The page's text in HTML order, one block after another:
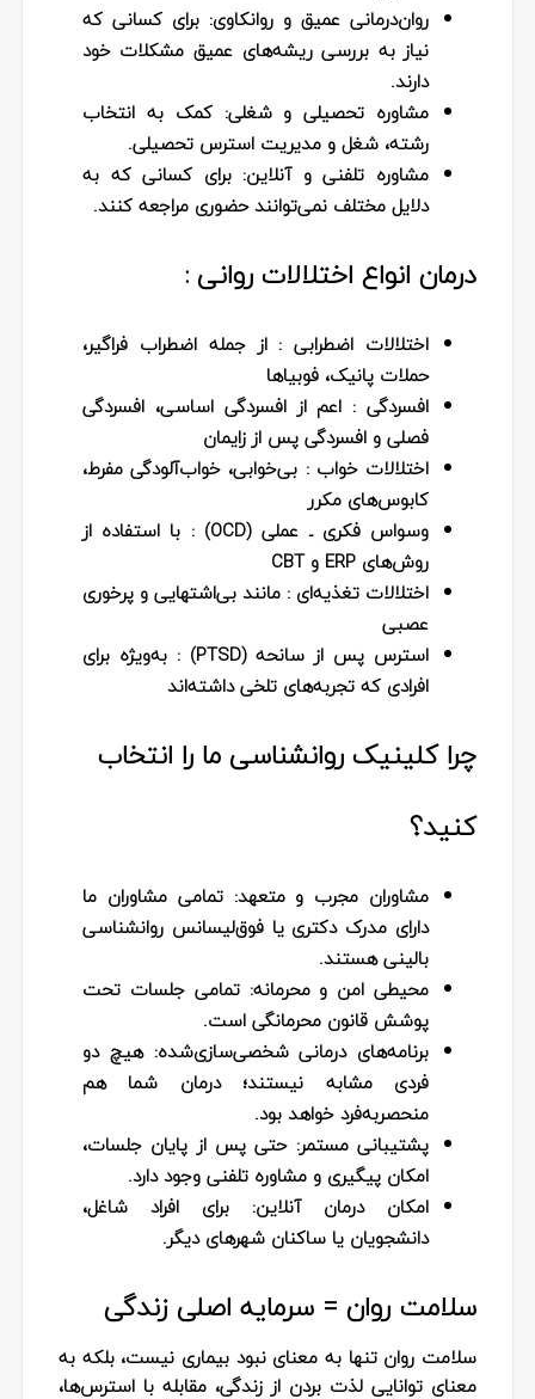
روان‌درمانی عمیق و روانکاوی: برای کسانی که
نیاز به بررسی ریشه‌های عمیق مشکلات خود
دارند.
مشاوره تحصیلی و شغلی: کمک به انتخاب
رشته، شغل و مدیریت استرس تحصیلی.
مشاوره تلفنی و آنلاین: برای کسانی که به
دلایل مختلف نمی‌توانند حضوری مراجعه کنند.
درمان انواع اختلالات روانی :
اختلالات اضطرابی : از جمله اضطراب فراگیر،
حملات پانیک، فوبیاها
افسردگی : اعم از افسردگی اساسی، افسردگی
فصلی و افسردگی پس از زایمان
اختلالات خواب: بی‌خوابی، خواب‌آلودگی مفرط،
کابوس‌های مکرر
وسواس فکری ـ عملی (OCD)
: با استفاده از
روش‌های ERP و CBT
اختلالات تغذیه‌ای : مانند بی‌اشتهایی و پرخوری
عصبی
استرس پس از سانحه (PTSD)
: به‌ویژه برای
افرادی که تجربه‌های تلخی داشته‌اند
چرا کلینیک روانشناسی ما را انتخاب
کنید؟
مشاوران مجرب و متعهد: تمامی مشاوران ما
دارای مدرک دکتری یا فوق‌لیسانس روانشناسی
بالینی هستند.
محیطی امن و محرمانه: تمامی جلسات تحت
پوشش قانون محرمانگی است.
برنامه‌های درمانی شخصی‌سازی‌شده: هیچ دو
فردی مشابه نیستند؛ درمان شما هم
منحصربه‌فرد خواهد بود.
پشتیبانی مستمر: حتی پس از پایان جلسات،
امکان پیگیری و مشاوره تلفنی وجود دارد.
امکان درمان آنلاین: برای افراد شاغل،
دانشجویان یا ساکنان شهرهای دیگر.
سلامت روان = سرمایه اصلی زندگی
سلامت روان تنها به معنای نبود بیماری نیست، بلکه به
معنای توانایی لذت بردن از زندگی، مقابله با استرس‌ها،